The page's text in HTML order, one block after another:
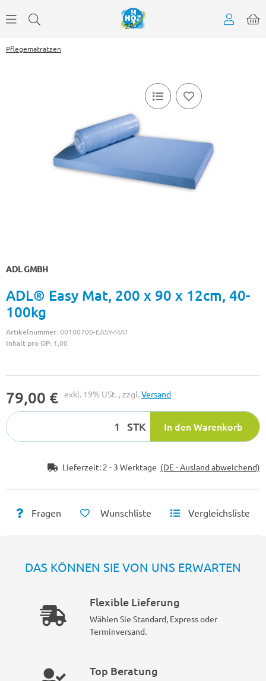
Pflegematratzen
ADL GMBH
ADL® Easy Mat, 200 x 90 x 12cm, 40-
100kg
Artikelnummer:00100700-EASY-MAT
Inhalt pro OP: 1,00
79,00 € exkl. 19% USt. , zzgl.Versand
STK In den Warenkorb
Lieferzeit: 2 - 3 Werktage (DE - Ausland abweichend)
Fragen Wunschliste Vergleichsliste
DAS KÖNNEN SIE VON UNS ERWARTEN
Flexible Lieferung
Wählen Sie Standard, Express oder
Terminversand.
Top Beratung